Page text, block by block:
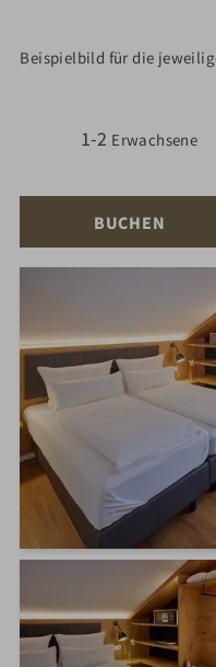
Beispielbild für die
1-2 Erwachsene
BUCHEN